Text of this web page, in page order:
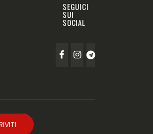
SEGUICI
SUI
SOCIAL